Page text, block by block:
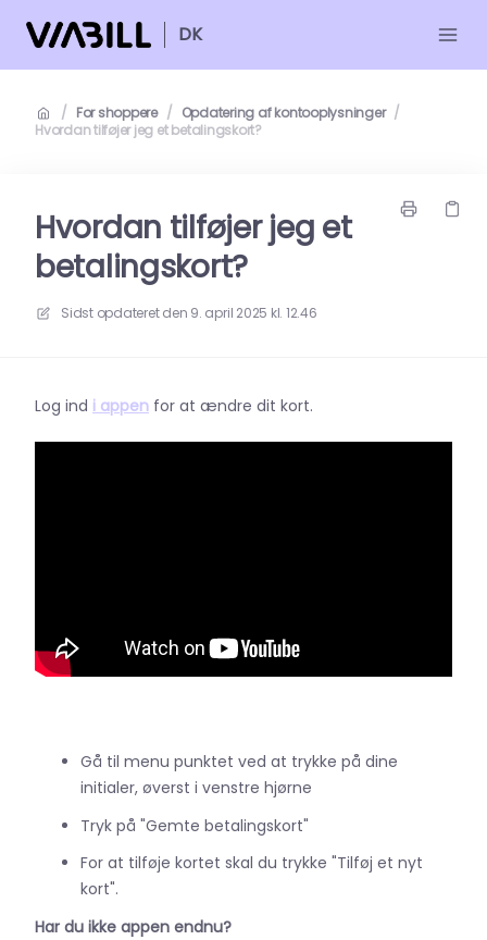
DK
/ For shoppere / Opdatering af kontooplysninger /
Hvordan tilføjer jeg et betalingskort?
Hvordan tilføjer jeg et
betalingskort?
Sidst opdateret den 9. april 2025 kl. 12.46
Log ind i appen for at ændre dit kort.
Gå til menu punktet ved at trykke på dine
initialer, øverst i venstre hjørne
Tryk på "Gemte betalingskort"
For at tilføje kortet skal du trykke "Tilføj et nyt
kort".
Har du ikke appen endnu?